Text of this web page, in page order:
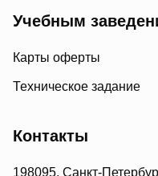
Учебным
Карты оферты
Техническое задание
Контакты
198095, Санкт-